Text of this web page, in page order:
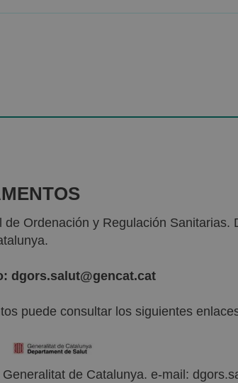
Ordenación y Regulación Sanitarias.
dgors.salut@gencat.cat
puede consultar los siguientes
de Catalunya. e-mail: